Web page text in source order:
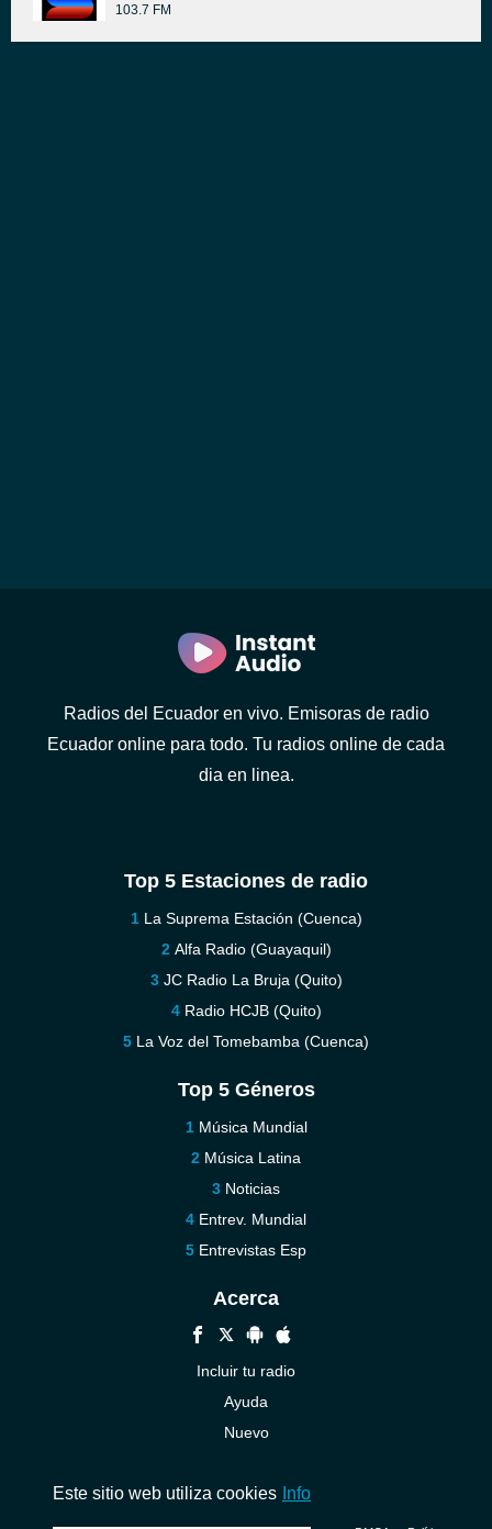
103.7 FM
Radios del Ecuador en vivo. Emisoras de radio
Ecuador online para todo. Tu radios online de cada
dia en linea.
Top 5 Estaciones de radio
La Suprema Estación (Cuenca)
Alfa Radio (Guayaquil)
JC Radio La Bruja (Quito)
Radio HCJB (Quito)
La Voz del Tomebamba (Cuenca)
Top 5 Géneros
Música Mundial
Música Latina
Noticias
Entrev. Mundial
Entrevistas Esp
Acerca
Incluir tu radio
Ayuda
Nuevo
Este sitio web utiliza cookies Info